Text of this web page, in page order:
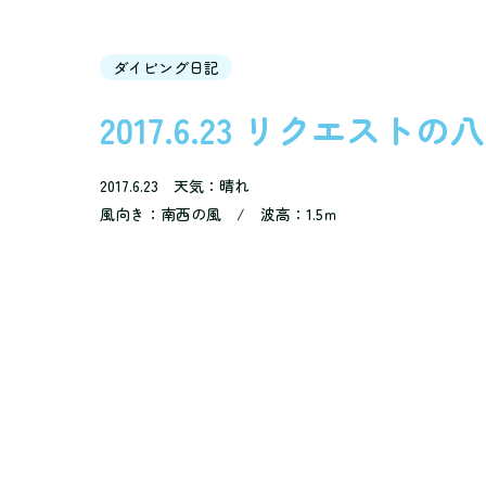
ダイビング日記
2017.6.23 リクエストの
2017.6.23 天気：晴れ
風向き：南西の風 / 波高：1.5ｍ